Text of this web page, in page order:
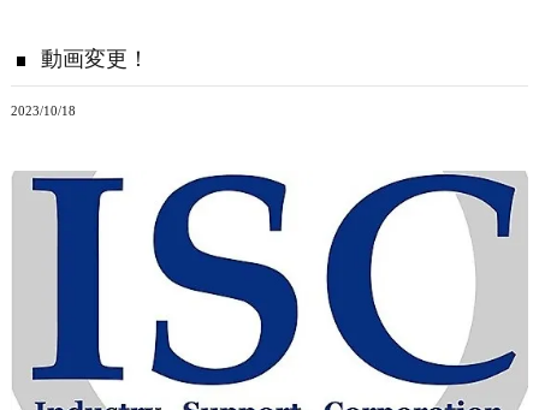
動画変更！
2023/10/18